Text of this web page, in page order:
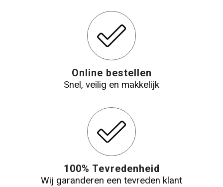
Online bestellen
Snel, veilig en makkelijk
100% Tevredenheid
Wij garanderen een tevreden klant